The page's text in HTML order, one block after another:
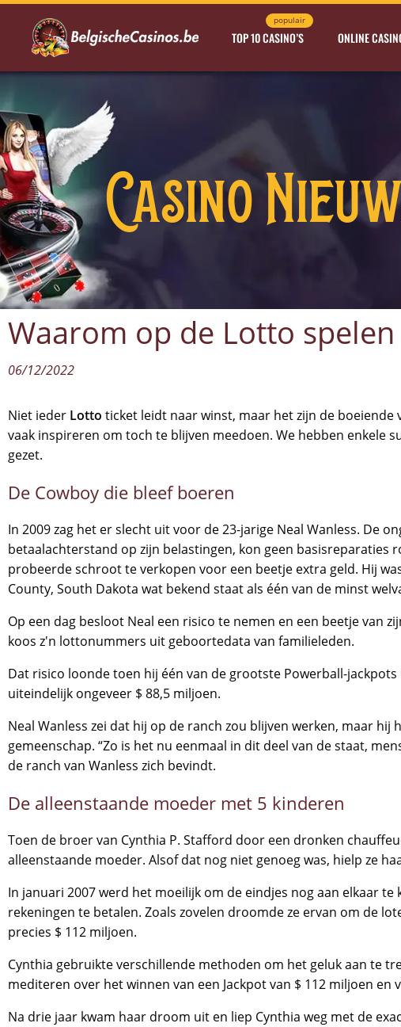
TOP 10 CASINO’S
populair
ONLINE
Casino
Waarom op de Lotto
06/12/2022
Niet ieder Lotto ticket leidt naar winst, maar het zijn de boeiende
vaak inspireren om toch te blijven meedoen. We hebben enkele
gezet.
De Cowboy die bleef boeren
In 2009 zag het er slecht uit voor de 23-jarige Neal Wanless. De
betaalachterstand op zijn belastingen, kon geen basisreparaties
probeerde schroot te verkopen voor een beetje extra geld. Hij
County, South Dakota wat bekend staat als één van de minst
Op een dag besloot Neal een risico te nemen en een beetje van
koos z'n lottonummers uit geboortedata van familieleden.
Dat risico loonde toen hij één van de grootste Powerball-
uiteindelijk ongeveer $ 88,5 miljoen.
Neal Wanless zei dat hij op de ranch zou blijven werken, maar
gemeenschap. “Zo is het nu eenmaal in dit deel van de staat,
de ranch van Wanless zich bevindt.
De alleenstaande moeder met 5 kinderen
Toen de broer van Cynthia P. Stafford door een dronken
alleenstaande moeder. Alsof dat nog niet genoeg was, hielp ze
In januari 2007 werd het moeilijk om de eindjes nog aan elkaar
rekeningen te betalen. Zoals zovelen droomde ze ervan om de
precies $ 112 miljoen.
Cynthia gebruikte verschillende methoden om het geluk aan te
mediteren over het winnen van een Jackpot van $ 112 miljoen
Na drie jaar kwam haar droom uit en liep Cynthia weg met de